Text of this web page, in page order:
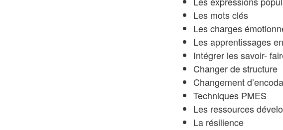
Les mots clés
Les charges
Les apprentissages
Intégrer les savoir-
Changer de structure
Changement
Techniques PMES
Les ressources
La résilience